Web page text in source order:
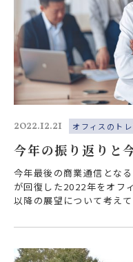
2022.12.21 オフィスのトレ
今年の振り返りと
今年最後の商業通信とな
が回復した2022年をオフ
以降の展望について考え